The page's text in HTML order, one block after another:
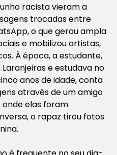
racista vieram a
trocadas entre
o que gerou ampla
e mobilizou artistas,
À época, a estudante,
e estudava no
anos de idade, conta
através de um amigo
elas foram
o rapaz tirou fotos